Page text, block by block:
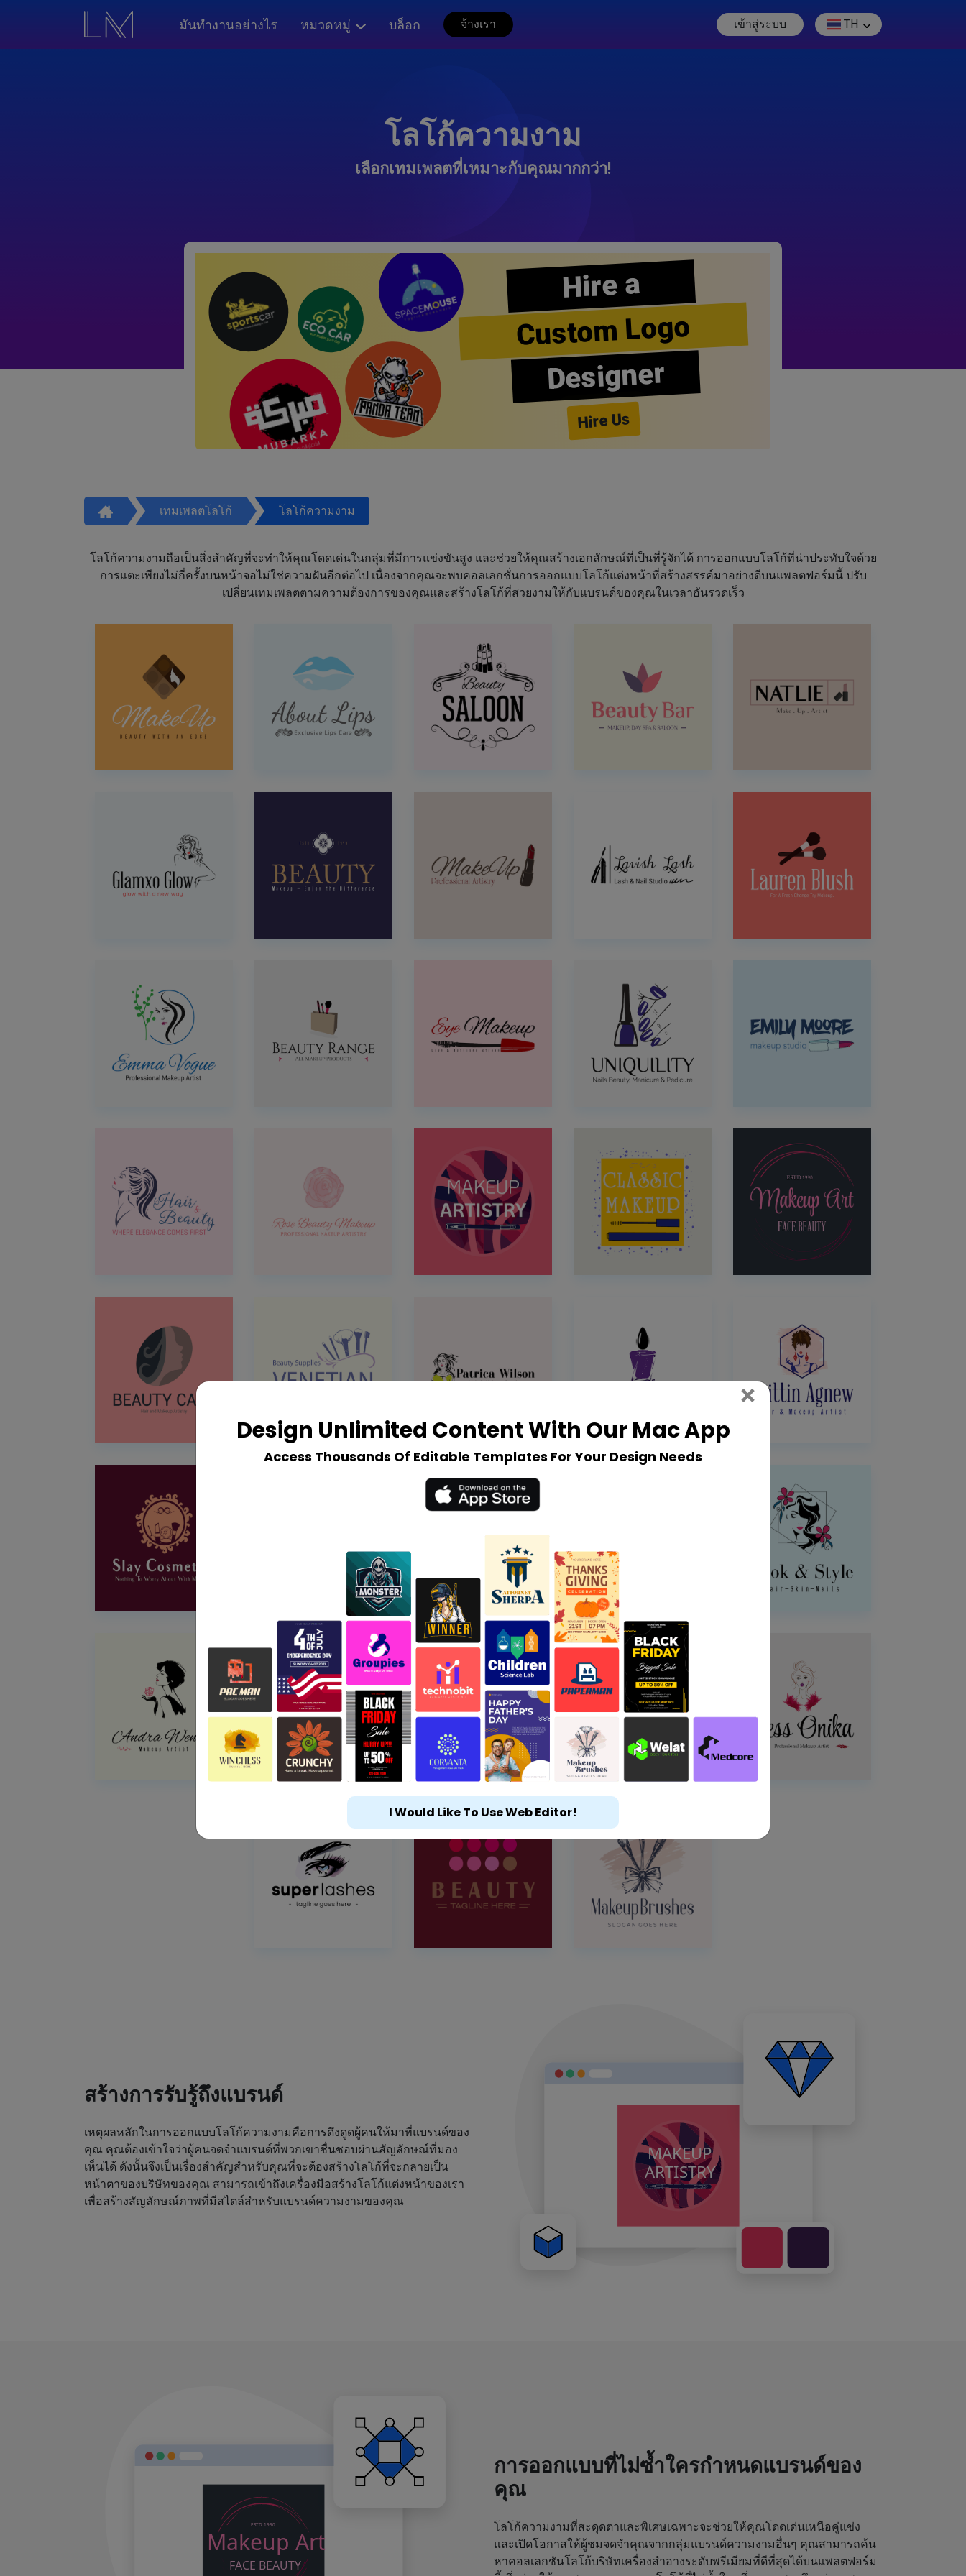
มันทำงานอย่างไร หมวดหมู่ บล็อก จ้างเรา เข้าสู่ระบบ TH
โลโก้ความงาม
เลือกเทมเพลตที่เหมาะกับคุณมากกว่า!
Hire a
Custom Logo
Designer
Hire Us
เทมเพลตโลโก้ โลโก้ความงาม
โลโก้ความงามถือเป็นสิ่งสำคัญที่จะทำให้คุณโดดเด่นในกลุ่มที่มีการแข่งขันสูง และช่วยให้คุณสร้างเอกลักษณ์ที่เป็นที่รู้จักได้ การออกแบบโลโก้ที่น่าประทับใจด้วย
การแตะเพียงไม่กี่ครั้งบนหน้าจอไม่ใช่ความฝันอีกต่อไป เนื่องจากคุณจะพบคอลเลกชั่นการออกแบบโลโก้แต่งหน้าที่สร้างสรรค์มาอย่างดีบนแพลตฟอร์มนี้ ปรับ
เปลี่ยนเทมเพลตตามความต้องการของคุณและสร้างโลโก้ที่สวยงามให้กับแบรนด์ของคุณในเวลาอันรวดเร็ว
สร้างการรับรู้ถึงแบรนด์
เหตุผลหลักในการออกแบบโลโก้ความงามคือการดึงดูดผู้คนให้มาที่แบรนด์ของ
คุณ คุณต้องเข้าใจว่าผู้คนจดจำแบรนด์ที่พวกเขาชื่นชอบผ่านสัญลักษณ์ที่มอง
เห็นได้ ดังนั้นจึงเป็นเรื่องสำคัญสำหรับคุณที่จะต้องสร้างโลโก้ที่จะกลายเป็น
หน้าตาของบริษัทของคุณ สามารถเข้าถึงเครื่องมือสร้างโลโก้แต่งหน้าของเรา
เพื่อสร้างสัญลักษณ์ภาพที่มีสไตล์สำหรับแบรนด์ความงามของคุณ
การออกแบบที่ไม่ซ้ำใครกำหนดแบรนด์ของ
คุณ
โลโก้ความงามที่สะดุดตาและพิเศษเฉพาะจะช่วยให้คุณโดดเด่นเหนือคู่แข่ง
และเปิดโอกาสให้ผู้ชมจดจำคุณจากกลุ่มแบรนด์ความงามอื่นๆ คุณสามารถค้น
หาคอลเลกชันโลโก้บริษัทเครื่องสำอางระดับพรีเมียมที่ดีที่สุดได้บนแพลตฟอร์ม
Design Unlimited Content With Our Mac App
Access Thousands Of Editable Templates For Your Design Needs
× Close
I Would Like To Use Web Editor!